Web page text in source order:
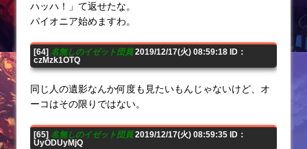
ハッハ！」て返せたな。
パイオニア始めますわ。
[64] 名無しのイゼット団員2019/12/17(火) 08:59:18 ID：
czMzk1OTQ
同じ人の遺影なんか何度も見たいもんじゃないけど、オ
ーコはその限りではない。
[65] 名無しのイゼット団員2019/12/17(火) 08:59:35 ID：
UyODUyMjQ